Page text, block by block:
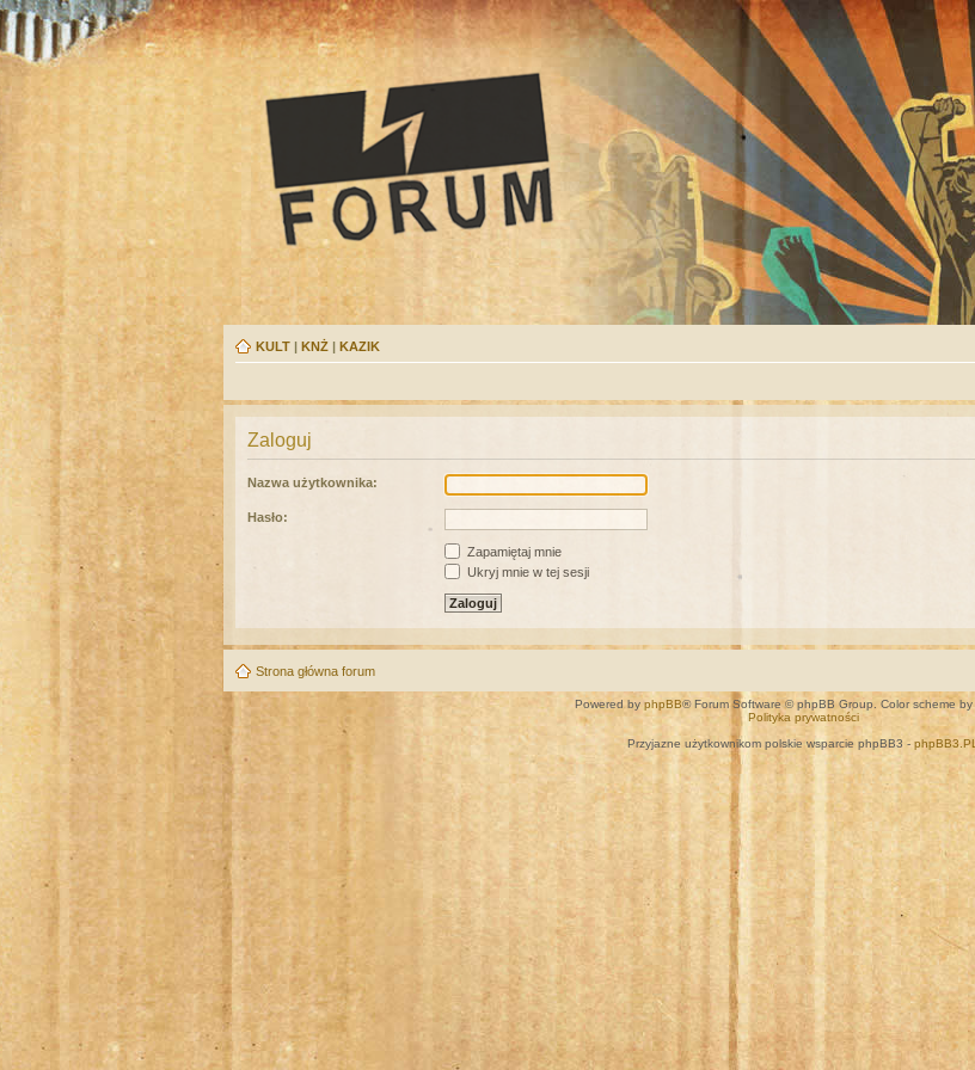
KULT | KNŻ | KAZIK
Zaloguj
Nazwa użytkownika:
Hasło:
Zapamiętaj mnie
Ukryj mnie w tej sesji
Strona główna forum
Powered by phpBB® Forum Software © phpBB Group. Color scheme by
Polityka prywatności
Przyjazne użytkownikom polskie wsparcie phpBB3 - phpBB3.PL